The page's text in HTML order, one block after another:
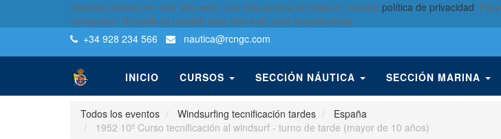
Usamos cookies en este sitio web. Lea más acerca de ellas en nuestra política de privacidad.
navegador. Si continúa usando este sitio web, está aceptándolas.
+34 928 234 566
nautica@rcngc.com
INICIO CURSOS SECCIÓN NÁUTICA SECCIÓN MARINA
Todos los eventos Windsurfing tecnificación tardes
España
1952 10º Curso tecnificación al windsurf - turno de tarde (mayor de 10 años)